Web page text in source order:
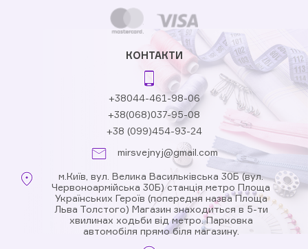
КОНТАКТИ
+38044-461-98-06
+38(068)037-95-08
+38 (099)454-93-24
mirsvejnyj@gmail.com
м.Київ, вул. Велика Васильківська 30Б (вул.
Червоноармійська 30Б) станція метро Площа
Українських Героїв (попередня назва Площа
Льва Толстого) Магазин знаходиться в 5-ти
хвилинах ходьби від метро. Парковка
автомобіля прямо біля магазину.